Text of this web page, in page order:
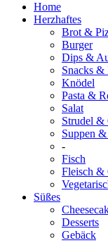
Home
Herzhaftes
Brot &
Burger
Dips &
Snacks &
Knödel
Pasta &
Salat
Strudel &
Suppen
-
Fisch
Fleisch &
Süßes
Desserts
Gebäck